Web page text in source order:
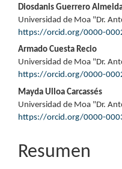
Contenido
principal
del
artículo
Diosdanis Guerrero
Universidad de Moa "Dr.
https://orcid.org/0000-
Armado Cuesta Recio
Universidad de Moa "Dr.
https://orcid.org/0000-
Mayda Ulloa Carcassés
Universidad de Moa "Dr.
https://orcid.org/0000-
Resumen